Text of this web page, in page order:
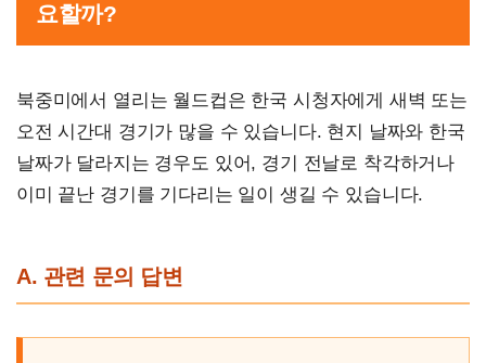
요할까?
북중미에서 열리는 월드컵은 한국 시청자에게 새벽 또는
오전 시간대 경기가 많을 수 있습니다. 현지 날짜와 한국
날짜가 달라지는 경우도 있어, 경기 전날로 착각하거나
이미 끝난 경기를 기다리는 일이 생길 수 있습니다.
A. 관련 문의 답변